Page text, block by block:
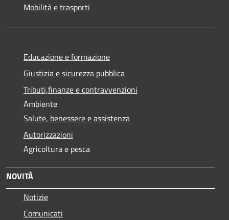
Mobilità e trasporti
Educazione e formazione
Giustizia e sicurezza pubblica
Tributi,finanze e contravvenzioni
Ambiente
Salute, benessere e assistenza
Autorizzazioni
Agricoltura e pesca
NOVITÀ
Notizie
Comunicati